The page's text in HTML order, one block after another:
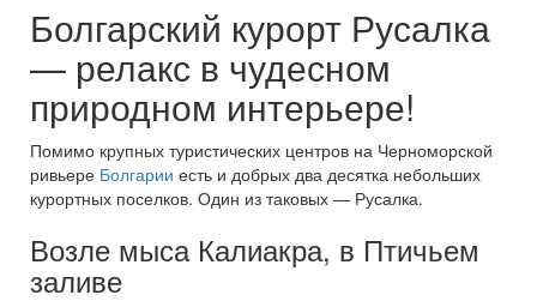
Болгарский курорт Русалка
— релакс в чудесном
природном интерьере!
Помимо крупных туристических центров на Черноморской
ривьере Болгарии есть и добрых два десятка небольших
курортных поселков. Один из таковых — Русалка.
Возле мыса Калиакра, в Птичьем
заливе